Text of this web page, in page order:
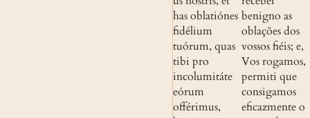
has oblatiónes
fidélium
tuórum, quas
tibi pro
incolumitáte
eórum
offérimus,
benigno as
oblações dos
vossos fiéis; e,
Vos rogamos,
permiti que
consigamos
eficazmente o